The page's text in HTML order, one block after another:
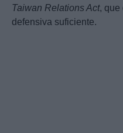
Taiwan Relations Act, que
defensiva suficiente.